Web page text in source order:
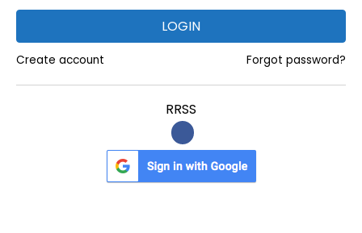
LOGIN
Create account Forgot password?
RRSS